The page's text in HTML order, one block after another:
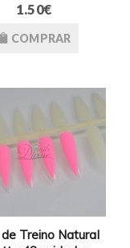
1.50€
COMPRAR
de Treino Natural